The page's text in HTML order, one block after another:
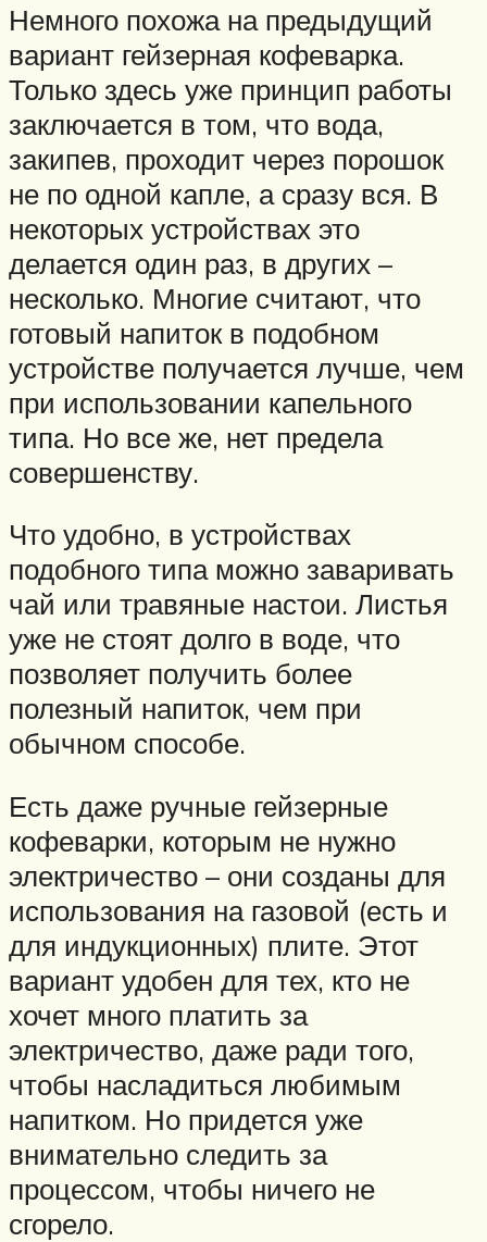
Немного похожа на предыдущий
вариант гейзерная кофеварка.
Только здесь уже принцип работы
заключается в том, что вода,
закипев, проходит через порошок
не по одной капле, а сразу вся. В
некоторых устройствах это
делается один раз, в других –
несколько. Многие считают, что
готовый напиток в подобном
устройстве получается лучше, чем
при использовании капельного
типа. Но все же, нет предела
совершенству.
Что удобно, в устройствах
подобного типа можно заваривать
чай или травяные настои. Листья
уже не стоят долго в воде, что
позволяет получить более
полезный напиток, чем при
обычном способе.
Есть даже ручные гейзерные
кофеварки, которым не нужно
электричество – они созданы для
использования на газовой (есть и
для индукционных) плите. Этот
вариант удобен для тех, кто не
хочет много платить за
электричество, даже ради того,
чтобы насладиться любимым
напитком. Но придется уже
внимательно следить за
процессом, чтобы ничего не
сгорело.